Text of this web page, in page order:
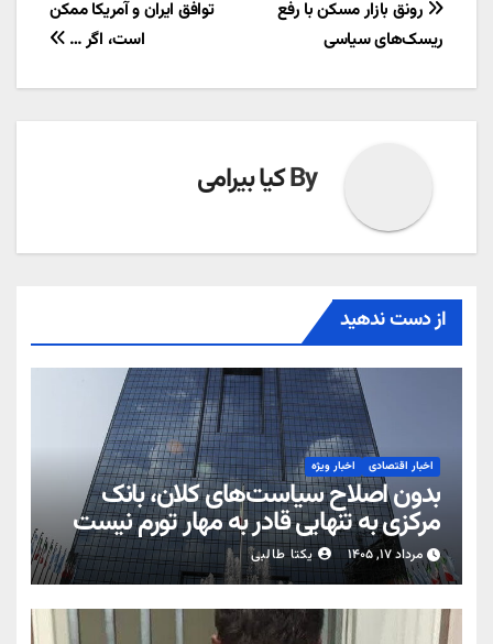
راهبری
نوشته
توافق ایران و آمریکا ممکن
است، اگر …
رونق بازار ‌مسکن با رفع
ریسک‌های سیاسی
Byکیا بیرامی
از دست ندهید
اخبار اقتصادی اخبار ویژه
بدون اصلاح سیاست‌های کلان، بانک
مرکزی به تنهایی قادر به مهار تورم نیست
مرداد ۱۷, ۱۴۰۵ یکتا طالبی